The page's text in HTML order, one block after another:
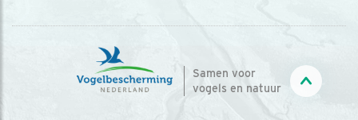
Samen voor
vogels en natuur